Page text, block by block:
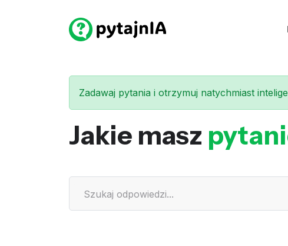
Zadawaj pytania i otrzymuj natychmiast
Jakie masz